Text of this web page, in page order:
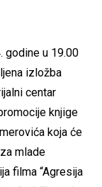
godine u 19.00
izložba
centar
knjige
koja će
mlade
filma “Agresija